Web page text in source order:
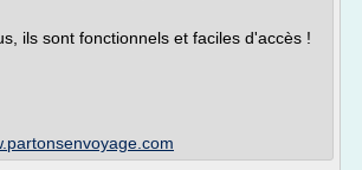
ils sont fonctionnels et faciles d'accès !